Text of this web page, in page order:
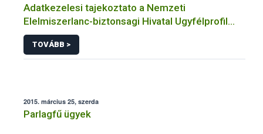
Adatkezelesi tajekoztato a Nemzeti
Elelmiszerlanc-biztonsagi Hivatal Ugyfélprofil
Rendszerben eredetvedelem temakorben
intezheto kozhatalmi eljarasaihoz kapcsolodo
adatkezelesehez
TOVÁBB >
2015. március 25, szerda
Parlagfű ügyek